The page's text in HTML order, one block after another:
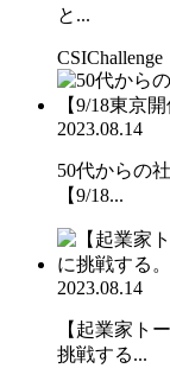
と...
CSIChallenge
2023.08.14
50代からの
【9/18...
2023.08.14
【起業家ト
挑戦する...